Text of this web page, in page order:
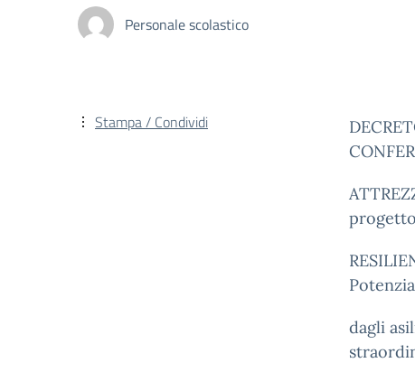
Personale scolastico
dagli
Stampa / Condividi